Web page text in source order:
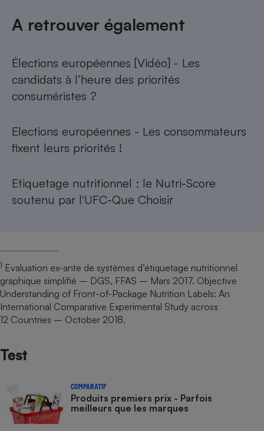
A retrouver également
Élections européennes [Vidéo] - Les
candidats à l’heure des priorités
consuméristes ?
Elections européennes - Les consommateurs
fixent leurs priorités !
Etiquetage nutritionnel : le Nutri-Score
soutenu par l'UFC-Que Choisir
1 Evaluation ex-ante de systèmes d’étiquetage nutritionnel
graphique simplifié – DGS, FFAS – Mars 2017. Objective
Understanding of Front-of-Package Nutrition Labels: An
International Comparative Experimental Study across
12 Countries – October 2018.
Test
COMPARATIF
Produits premiers prix - Parfois
meilleurs que les marques